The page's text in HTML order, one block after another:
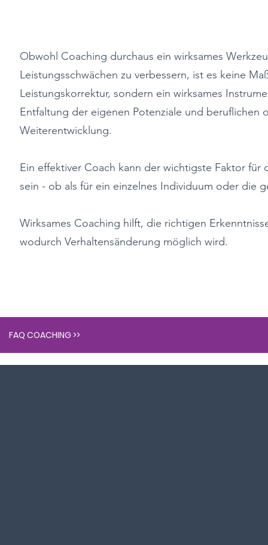
Obwohl Coaching durchaus ein wirksames
Leistungsschwächen zu verbessern, ist es keine
Leistungskorrektur, sondern ein wirksames
Entfaltung der eigenen Potenziale und beruflichen
Weiterentwicklung.
Ein effektiver Coach kann der wichtigste Faktor für
sein - ob als für ein einzelnes Individuum oder die
Wirksames Coaching hilft, die richtigen
wodurch Verhaltensänderung möglich wird.
FAQ COACHING >>